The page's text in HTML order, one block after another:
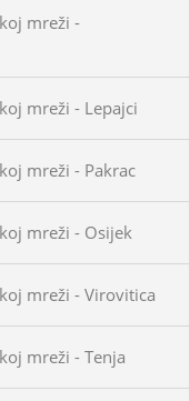
mreži -
mreži - Lepajci
mreži - Pakrac
mreži - Osijek
mreži - Virovitica
mreži - Tenja